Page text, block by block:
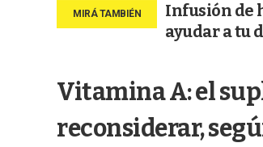
Infusión de
ayudar a tu
Vitamina A: el
reconsiderar,